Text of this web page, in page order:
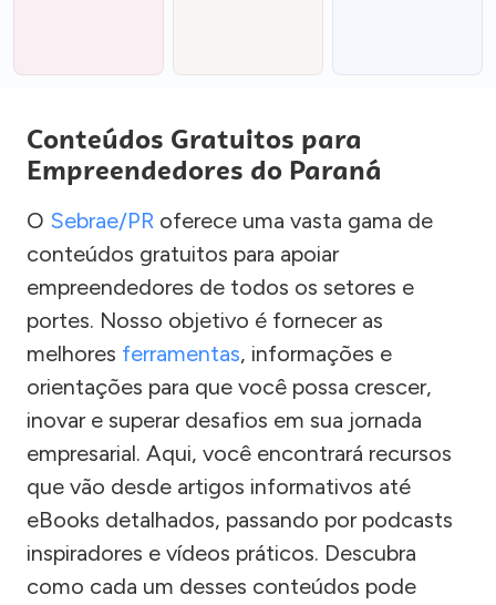
Conteúdos Gratuitos para
Empreendedores do Paraná
O Sebrae/PR oferece uma vasta gama de
conteúdos gratuitos para apoiar
empreendedores de todos os setores e
portes. Nosso objetivo é fornecer as
melhores ferramentas, informações e
orientações para que você possa crescer,
inovar e superar desafios em sua jornada
empresarial. Aqui, você encontrará recursos
que vão desde artigos informativos até
eBooks detalhados, passando por podcasts
inspiradores e vídeos práticos. Descubra
como cada um desses conteúdos pode